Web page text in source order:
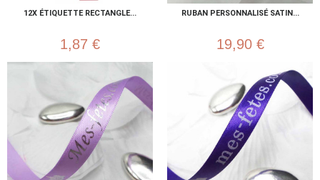
12X ÉTIQUETTE RECTANGLE...
1,87 €
RUBAN PERSONNALISÉ SATIN...
19,90 €